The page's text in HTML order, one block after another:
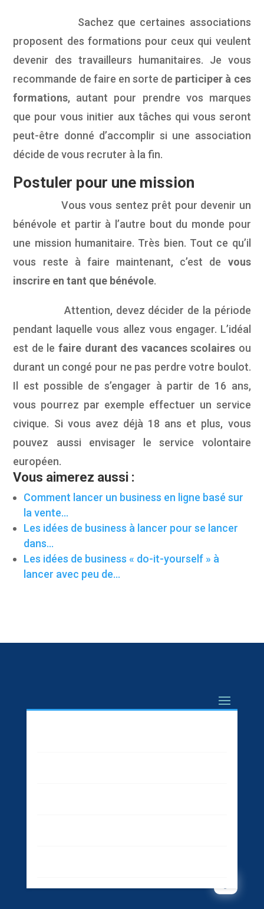
Sachez que certaines associations
proposent des formations pour ceux qui veulent
devenir des travailleurs humanitaires. Je vous
recommande de faire en sorte de participer à ces
formations, autant pour prendre vos marques
que pour vous initier aux tâches qui vous seront
peut-être donné d’accomplir si une association
décide de vous recruter à la fin.
Postuler pour une mission
Vous vous sentez prêt pour devenir un
bénévole et partir à l’autre bout du monde pour
une mission humanitaire. Très bien. Tout ce qu’il
vous reste à faire maintenant, c’est de vous
inscrire en tant que bénévole.
Attention, devez décider de la période
pendant laquelle vous allez vous engager. L’idéal
est de le faire durant des vacances scolaires ou
durant un congé pour ne pas perdre votre boulot.
Il est possible de s’engager à partir de 16 ans,
vous pourrez par exemple effectuer un service
civique. Si vous avez déjà 18 ans et plus, vous
pouvez aussi envisager le service volontaire
européen.
Vous aimerez aussi :
Comment lancer un business en ligne basé sur
la vente…
Les idées de business à lancer pour se lancer
dans…
Les idées de business « do-it-yourself » à
lancer avec peu de…